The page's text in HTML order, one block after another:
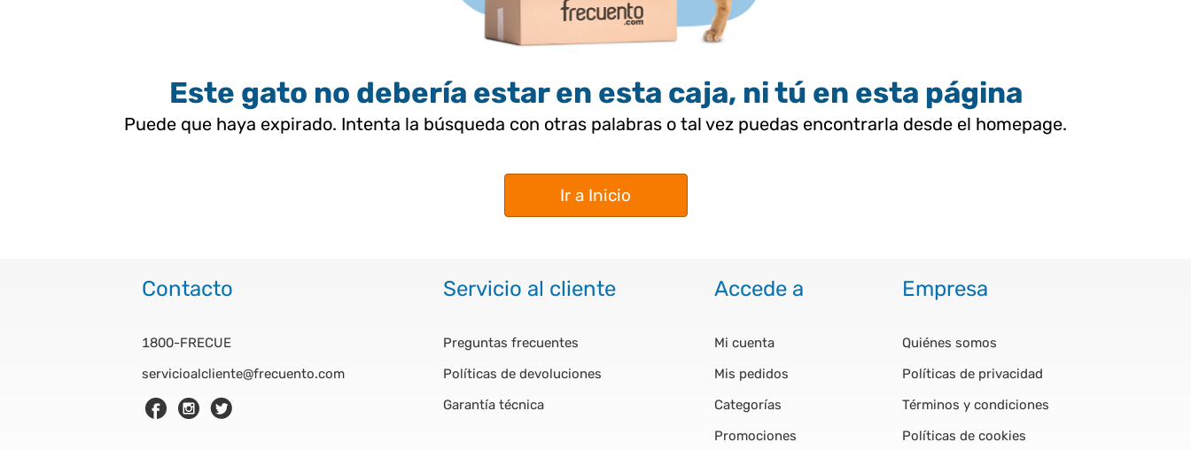
Este gato no debería estar en esta caja, ni tú en esta página
Puede que haya expirado. Intenta la búsqueda con otras palabras o tal vez puedas encontrarla desde el homepage.
Ir a Inicio
Contacto
1800-FRECUE
servicioalcliente@frecuento.com
Servicio al cliente
Preguntas frecuentes
Políticas de devoluciones
Garantía técnica
Accede a
Mi cuenta
Mis pedidos
Categorías
Promociones
Empresa
Quiénes somos
Políticas de privacidad
Términos y condiciones
Políticas de cookies